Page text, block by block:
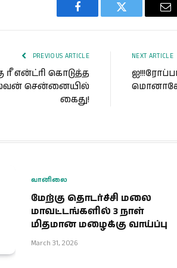
Facebook Twitter
PREVIOUS ARTICLE
ரீ என்ட்ரி கொடுத்த
சென்னையில்
கைது!
NEXT ARTICLE
வானிலை
மேற்கு தொடர்ச்சி மலை
மாவட்டங்களில் 3 நாள்
மிதமான மழைக்கு வாய்ப்பு
March 31, 2026